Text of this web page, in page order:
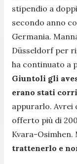
stipendio a
secondo anno
Germania.
Düsseldorf per
ha continuato a
Giuntoli gli
erano stati
appurarlo. Avrei
offerto più di
Kvara-Osimhen.
trattenerlo e